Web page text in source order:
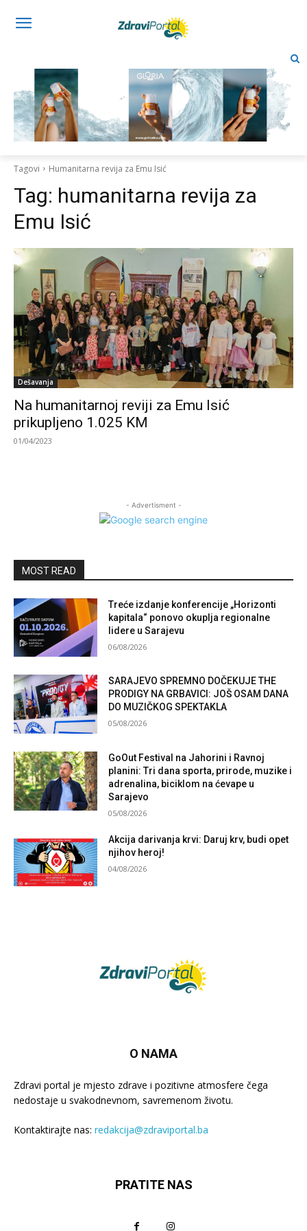
Tagovi Humanitarna revija za Emu Isić
Tag: humanitarna revija za
Emu Isić
Dešavanja
Na humanitarnoj reviji za Emu Isić
prikupljeno 1.025 KM
01/04/2023
- Advertisment -
MOST READ
Treće izdanje konferencije „Horizonti
kapitala“ ponovo okuplja regionalne
lidere u Sarajevu
06/08/2026
SARAJEVO SPREMNO DOČEKUJE THE
PRODIGY NA GRBAVICI: JOŠ OSAM DANA
DO MUZIČKOG SPEKTAKLA
05/08/2026
GoOut Festival na Jahorini i Ravnoj
planini: Tri dana sporta, prirode, muzike i
adrenalina, biciklom na ćevape u
Sarajevo
05/08/2026
Akcija darivanja krvi: Daruj krv, budi opet
njihov heroj!
04/08/2026
O NAMA
Zdravi portal je mjesto zdrave i pozitivne atmosfere čega
nedostaje u svakodnevnom, savremenom životu.
Kontaktirajte nas: redakcija@zdraviportal.ba
PRATITE NAS